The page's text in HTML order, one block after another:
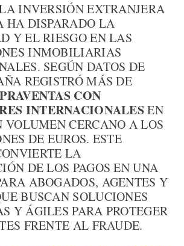
INVERSIÓN EXTRANJERA
HA DISPARADO LA
Y EL RIESGO EN LAS
INMOBILIARIAS
SEGÚN DATOS DE
REGISTRÓ MÁS DE
CON
INTERNACIONALESEN
VOLUMEN CERCANO A LOS
DE EUROS. ESTE
LA
DE LOS PAGOS EN UNA
ABOGADOS, AGENTES Y
BUSCAN SOLUCIONES
Y ÁGILES PARA PROTEGER
FRENTE AL FRAUDE.